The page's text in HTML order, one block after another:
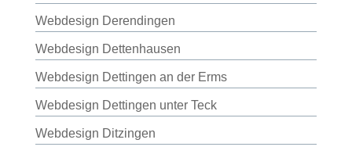
Webdesign Derendingen
Webdesign Dettenhausen
Webdesign Dettingen an der Erms
Webdesign Dettingen unter Teck
Webdesign Ditzingen